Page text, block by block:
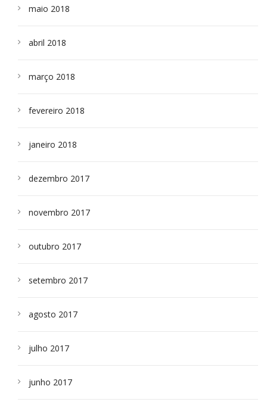
maio 2018
abril 2018
março 2018
fevereiro 2018
janeiro 2018
dezembro 2017
novembro 2017
outubro 2017
setembro 2017
agosto 2017
julho 2017
junho 2017